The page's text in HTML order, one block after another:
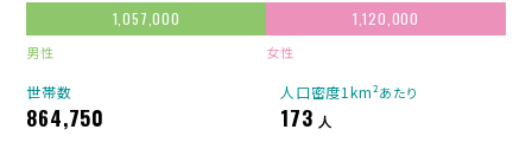
1,057,000
男性
1,120,000
女性
世帯数
864,750
人口密度1km²あたり
173 人